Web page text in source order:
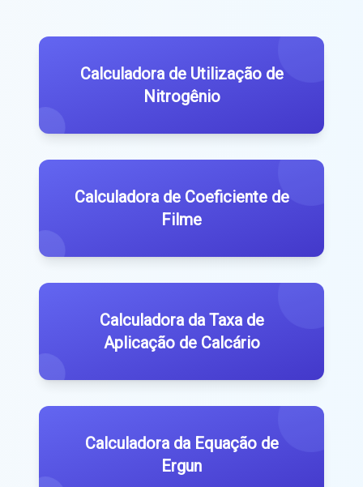
Calculadora de Utilização de
Nitrogênio
Calculadora de Coeficiente de
Filme
Calculadora da Taxa de
Aplicação de Calcário
Calculadora da Equação de
Ergun